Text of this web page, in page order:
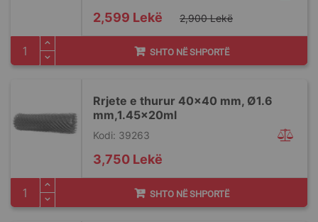
Special
Price
2,599 Lekë 2,900 Lekë
SHTO NË SHPORTË
Rrjete e thurur 40x40 mm, Ø1.6
mm,1.45x20ml
Kodi: 39263
3,750 Lekë
SHTO NË SHPORTË